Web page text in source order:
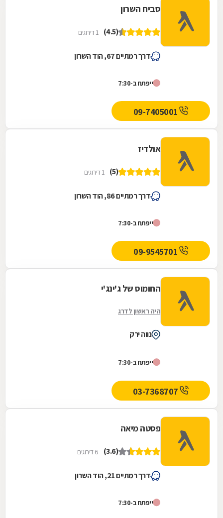
סביח השרון
(4.5) 1 דירוגים
דרך רמתיים 67, הוד השרון
ייפתח ב-7:30
09-7405001
אולדיז
(5) 1 דירוגים
דרך רמתיים 86, הוד השרון
ייפתח ב-7:30
החומוס של ג'ינג'י
היה ראשון לדרג
נווה ירק
ייפתח ב-7:30
03-7368707
פסטה מיאה
(3.6) 6 דירוגים
דרך רמתיים 21, הוד השרון
ייפתח ב-7:30